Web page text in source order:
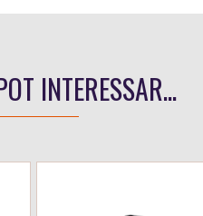
INTERESSAR...